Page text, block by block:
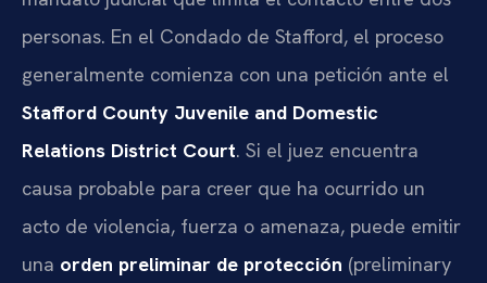
personas. En el Condado de Stafford, el proceso
generalmente comienza con una petición ante el
Stafford County Juvenile and Domestic
Relations District Court. Si el juez encuentra
causa probable para creer que ha ocurrido un
acto de violencia, fuerza o amenaza, puede emitir
una orden preliminar de protección (preliminary